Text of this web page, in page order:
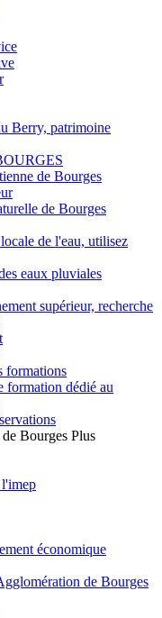
Berry, patrimoine
de Bourges
de Bourges
de l'eau, utilisez
eaux pluviales
supérieur, recherche
formations
formation dédié au
Bourges Plus
économique
de Bourges